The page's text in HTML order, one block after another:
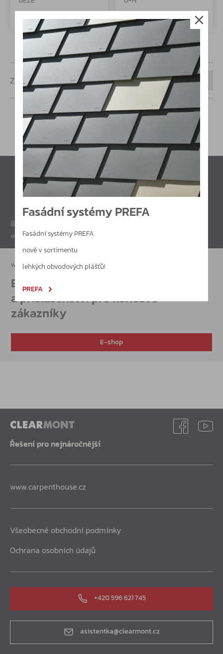
Fasádní systémy PREFA
Fasádní systémy PREFA
nově v sortimentu
lehkých obvodových plášťů!
PREFA
RWA AUT DDS
Zobrazeno 12 na stránce
www.zavirace.cz
E-shop dveřních zavíračů
a příslušenství pro koncové
zákazníky
E-shop
Řešení pro nejnáročnější
www.carpenthouse.cz
Všeobecné obchodní podmínky
Ochrana osobních údajů
+420 596 621 745
asistentka@clearmont.cz